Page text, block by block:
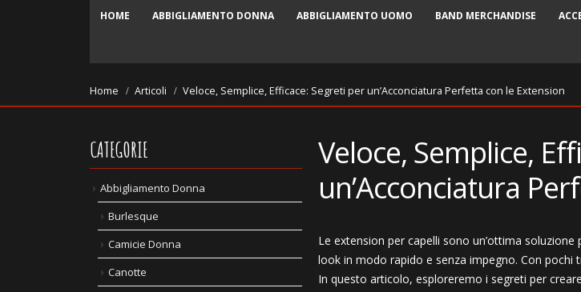
HOME ABBIGLIAMENTO DONNA ABBIGLIAMENTO UOMO BAND MERCHANDISE
Home Articoli Veloce, Semplice, Efficace: Segreti per un’Acconciatura Perfetta con le Extension
Veloce, Semplice,
un’Acconciatura
Le extension per capelli sono un’ottima
look in modo rapido e senza impegno. Con pochi
In questo articolo, esploreremo i segreti per
CATEGORIE
Abbigliamento Donna
Burlesque
Camicie Donna
Canotte